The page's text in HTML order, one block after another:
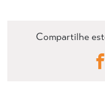
Compartilhe